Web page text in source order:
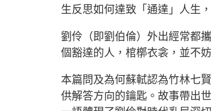
生反思如何達致「通達」人生
劉伶（即劉伯倫）外出經常都
個豁達的人，棺槨衣衾，並不
本篇問及為何蘇軾認為竹林七
供解答方向的鑰匙。故事帶出